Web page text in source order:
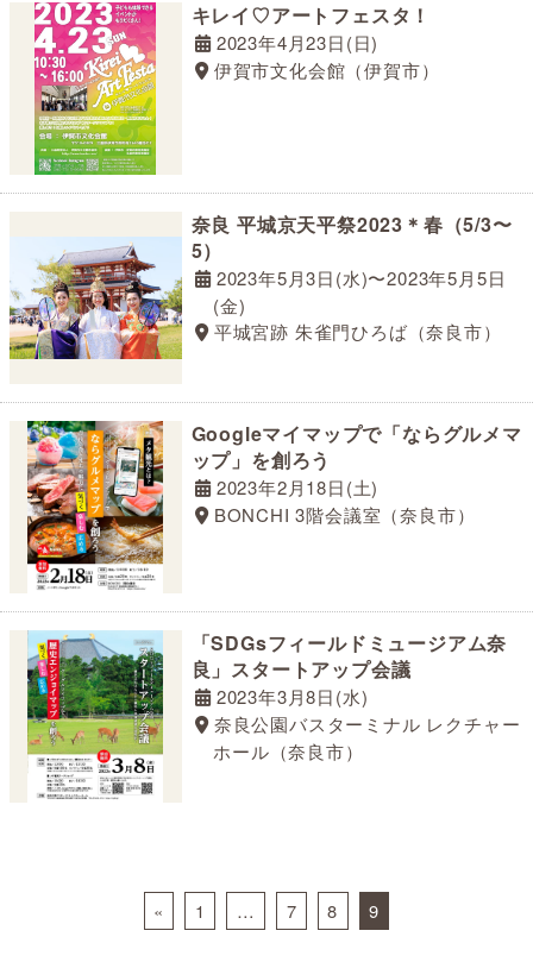
キレイ♡アートフェスタ！
2023年4月23日(日)
伊賀市文化会館（伊賀市）
奈良 平城京天平祭2023＊春（5/3〜
5）
2023年5月3日(水)〜2023年5月5日
(金)
平城宮跡 朱雀門ひろば（奈良市）
Googleマイマップで「ならグルメマ
ップ」を創ろう
2023年2月18日(土)
BONCHI 3階会議室（奈良市）
「SDGsフィールドミュージアム奈
良」スタートアップ会議
2023年3月8日(水)
奈良公園バスターミナル レクチャー
ホール（奈良市）
Posts navigation
« 1 … 7 8 9